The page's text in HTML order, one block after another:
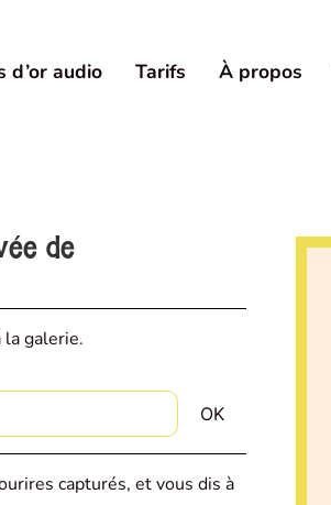
d’or audio Tarifs À propos
de
la galerie.
capturés, et vous dis à